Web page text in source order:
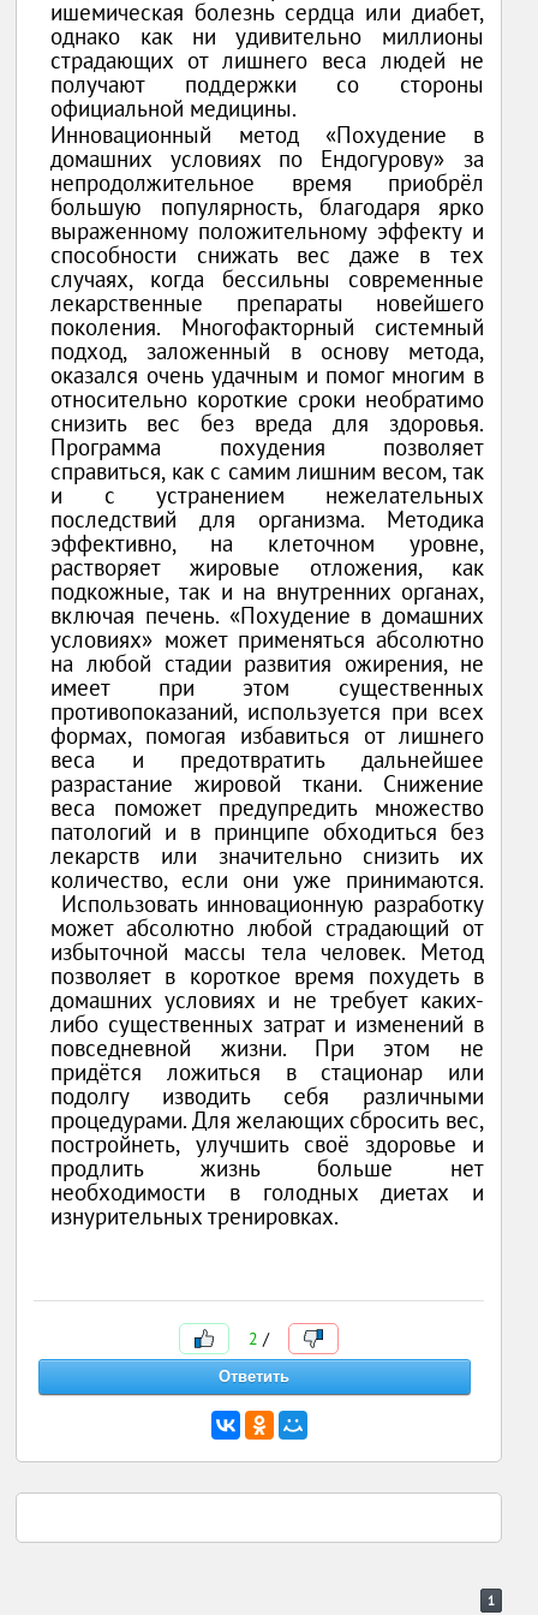
ишемическая болезнь сердца или диабет,
однако как ни удивительно миллионы
страдающих от лишнего веса людей не
получают поддержки со стороны
официальной медицины.
Инновационный метод «Похудение в
домашних условиях по Ендогурову» за
непродолжительное время приобрёл
большую популярность, благодаря ярко
выраженному положительному эффекту и
способности снижать вес даже в тех
случаях, когда бессильны современные
лекарственные препараты новейшего
поколения. Многофакторный системный
подход, заложенный в основу метода,
оказался очень удачным и помог многим в
относительно короткие сроки необратимо
снизить вес без вреда для здоровья.
Программа похудения позволяет
справиться, как с самим лишним весом, так
и с устранением нежелательных
последствий для организма. Методика
эффективно, на клеточном уровне,
растворяет жировые отложения, как
подкожные, так и на внутренних органах,
включая печень. «Похудение в домашних
условиях» может применяться абсолютно
на любой стадии развития ожирения, не
имеет при этом существенных
противопоказаний, используется при всех
формах, помогая избавиться от лишнего
веса и предотвратить дальнейшее
разрастание жировой ткани. Снижение
веса поможет предупредить множество
патологий и в принципе обходиться без
лекарств или значительно снизить их
количество, если они уже принимаются.
Использовать инновационную разработку
может абсолютно любой страдающий от
избыточной массы тела человек. Метод
позволяет в короткое время похудеть в
домашних условиях и не требует каких-
либо существенных затрат и изменений в
повседневной жизни. При этом не
придётся ложиться в стационар или
подолгу изводить себя различными
процедурами. Для желающих сбросить вес,
постройнеть, улучшить своё здоровье и
продлить жизнь больше нет
необходимости в голодных диетах и
изнурительных тренировках.
2 /
1